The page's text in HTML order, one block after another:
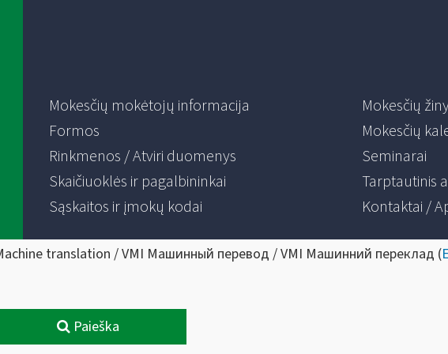
Mokesčių mokėtojų informacija
Formos
Rinkmenos / Atviri duomenys
Skaičiuoklės ir pagalbininkai
Sąskaitos ir įmokų kodai
Mokesčių
Mokesčių
Seminarai
Tarptautinis
Kontaktai /
translation / VMI Машинный перевод / VMI Машинний переклад (
Paieška